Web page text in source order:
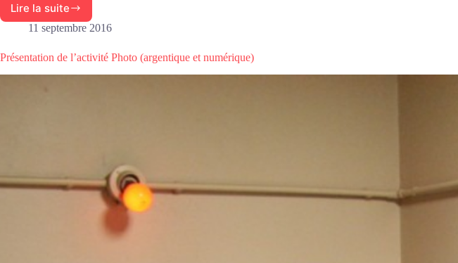
Lire la suiteHommage
à
JAÏS
11 septembre 2016
Présentation de l’activité Photo (argentique et numérique)